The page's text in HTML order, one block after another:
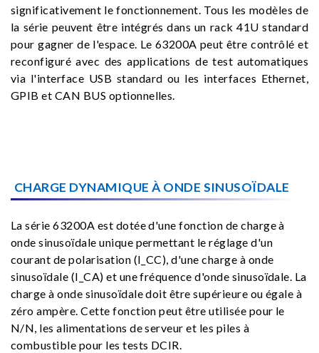
significativement le fonctionnement. Tous les modèles de
la série peuvent être intégrés dans un rack 41U standard
pour gagner de l'espace. Le 63200A peut être contrôlé et
reconfiguré avec des applications de test automatiques
via l'interface USB standard ou les interfaces Ethernet,
GPIB et CAN BUS optionnelles.
CHARGE DYNAMIQUE À ONDE SINUSOÏDALE
La série 63200A est dotée d'une fonction de charge à
onde sinusoïdale unique permettant le réglage d'un
courant de polarisation (I_CC), d'une charge à onde
sinusoïdale (I_CA) et une fréquence d'onde sinusoïdale. La
charge à onde sinusoïdale doit être supérieure ou égale à
zéro ampère. Cette fonction peut être utilisée pour le
N/N, les alimentations de serveur et les piles à
combustible pour les tests DCIR.